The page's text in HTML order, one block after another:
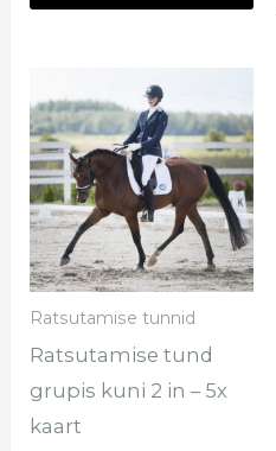
Ratsutamise tunnid
Ratsutamise tund
grupis kuni 2 in – 5x
kaart